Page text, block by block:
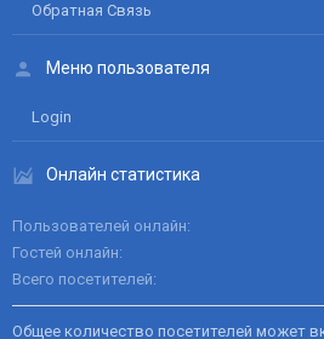
Обратная Связь
Меню пользователя
Login
Онлайн статистика
Пользователей онлайн
Гостей онлайн
Всего посетителей
Общее количество посетителей может